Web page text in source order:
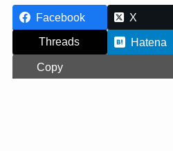
Facebook X
Threads
Hatena
Copy